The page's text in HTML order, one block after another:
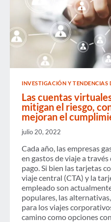
INVESTIGACIÓN Y TENDENCIAS
Las cuentas
mitigan el riesgo,
mejoran el
julio 20, 2022
Cada año, las empresas
en gastos de viaje a
pago. Si bien las tarjetas
viaje central (CTA) y la
empleado son
populares, las
para los viajes
camino como opciones